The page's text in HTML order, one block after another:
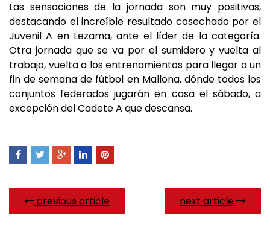
Las sensaciones de la jornada son muy positivas,
destacando el increíble resultado cosechado por el
Juvenil A en Lezama, ante el líder de la categoría.
Otra jornada que se va por el sumidero y vuelta al
trabajo, vuelta a los entrenamientos para llegar a un
fin de semana de fútbol en Mallona, dónde todos los
conjuntos federados jugarán en casa el sábado, a
excepción del Cadete A que descansa.
previous article next article